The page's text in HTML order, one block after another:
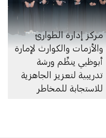
مركز إدارة الطوارئ
والأزمات والكوارث لإمارة
أبوظبي ينظِّم ورشة
تدريبية لتعزيز الجاهزية
للاستجابة للمخاطر